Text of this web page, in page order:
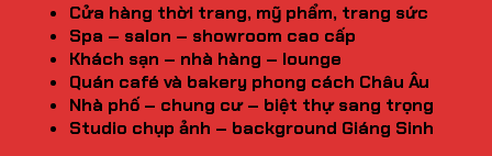
Cửa hàng thời trang, mỹ phẩm, trang sức
Spa – salon – showroom cao cấp
Khách sạn – nhà hàng – lounge
Quán café và bakery phong cách Châu Âu
Nhà phố – chung cư – biệt thự sang trọng
Studio chụp ảnh – background Giáng Sinh